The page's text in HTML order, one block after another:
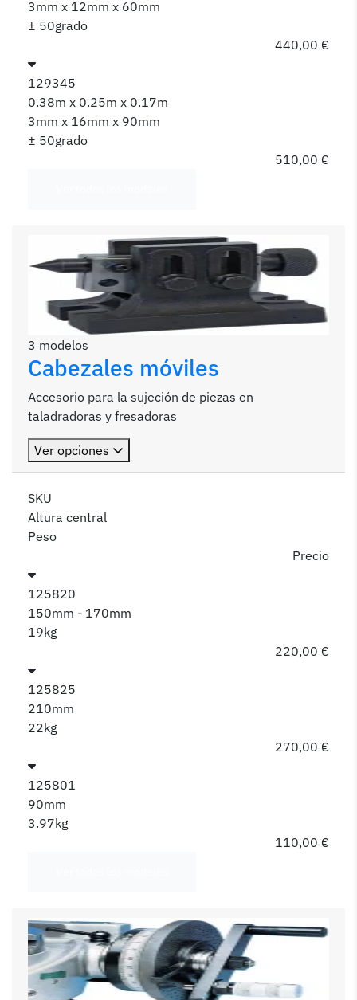
3mm x 12mm x 60mm
± 50grado
440,00 €
129345
0.38m x 0.25m x 0.17m
3mm x 16mm x 90mm
± 50grado
510,00 €
3 modelos
Cabezales móviles
Accesorio para la sujeción de piezas en
taladradoras y fresadoras
Ver opciones
SKU
Altura central
Peso
Precio
125820
150mm - 170mm
19kg
220,00 €
125825
210mm
22kg
270,00 €
125801
90mm
3.97kg
110,00 €